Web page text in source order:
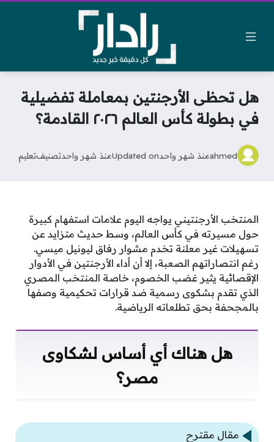
هل تحظى الأرجنتين بمعاملة تفضيلية
في بطولة كأس العالم ٢٠٢٦ القادمة؟
ahmedمنذ شهر واحدUpdated onمنذ شهر واحدتصنيفتعليم
المنتخب الأرجنتيني يواجه اليوم علامات استفهام كبيرة
حول مسيرته في كأس العالم، وسط حديث متزايد عن
تسهيلات غير معلنة تخدم مشوار رفاق ليونيل ميسي.
رغم انتصاراتهم الصعبة، إلا أن أداء الأرجنتين في الأدوار
الإقصائية يثير غضب الخصوم، خاصة المنتخب المصري
الذي تقدم بشكوى رسمية ضد قرارات تحكيمية وصفها
بالمجحفة بحق تطلعاته الرياضية.
هل هناك أي أساس لشكاوى
مصر؟
مقال مقترح